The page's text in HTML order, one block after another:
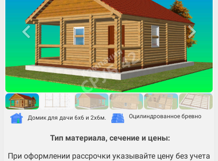
Домик для дачи 6х6 и 2х6м. Оцилиндрованное бревно
Тип материала, сечение и цены:
При оформлении рассрочки указывайте цену без учета